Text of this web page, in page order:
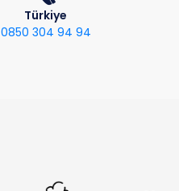
Türkiye
0850 304 94 94